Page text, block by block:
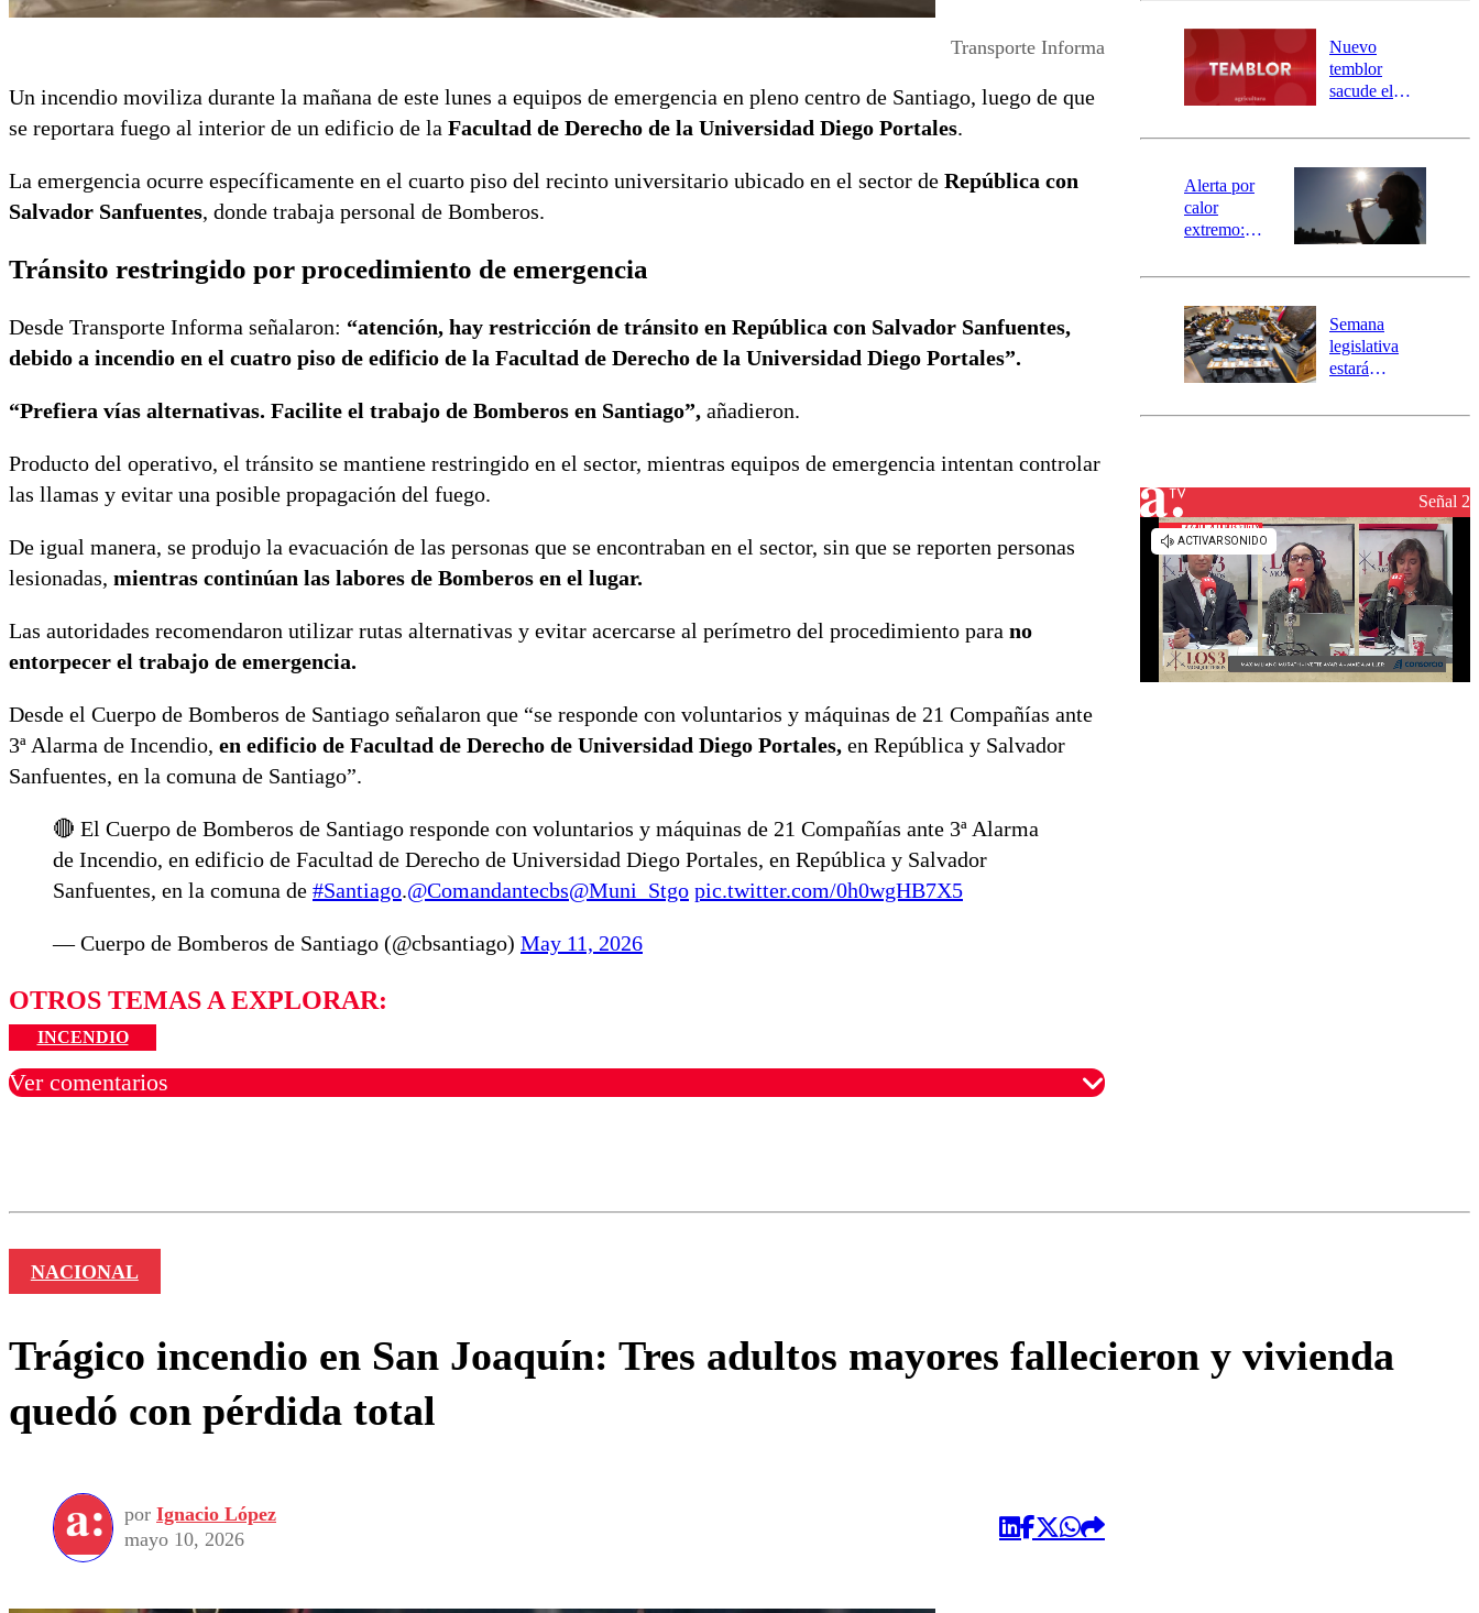
Transporte Informa
Un incendio moviliza durante la mañana de este lunes a equipos de emergencia en pleno centro de Santiago, luego de que
se reportara fuego al interior de un edificio de la Facultad de Derecho de la Universidad Diego Portales.
La emergencia ocurre específicamente en el cuarto piso del recinto universitario ubicado en el sector de República con
Salvador Sanfuentes, donde trabaja personal de Bomberos.
Tránsito restringido por procedimiento de emergencia
Desde Transporte Informa señalaron: “atención, hay restricción de tránsito en República con Salvador Sanfuentes,
debido a incendio en el cuatro piso de edificio de la Facultad de Derecho de la Universidad Diego Portales”.
“Prefiera vías alternativas. Facilite el trabajo de Bomberos en Santiago”, añadieron.
Producto del operativo, el tránsito se mantiene restringido en el sector, mientras equipos de emergencia intentan controlar
las llamas y evitar una posible propagación del fuego.
De igual manera, se produjo la evacuación de las personas que se encontraban en el sector, sin que se reporten personas
lesionadas, mientras continúan las labores de Bomberos en el lugar.
Las autoridades recomendaron utilizar rutas alternativas y evitar acercarse al perímetro del procedimiento para no
entorpecer el trabajo de emergencia.
Desde el Cuerpo de Bomberos de Santiago señalaron que “se responde con voluntarios y máquinas de 21 Compañías ante
3ª Alarma de Incendio, en edificio de Facultad de Derecho de Universidad Diego Portales, en República y Salvador
Sanfuentes, en la comuna de Santiago”.
🔴 El Cuerpo de Bomberos de Santiago responde con voluntarios y máquinas de 21 Compañías ante 3ª Alarma
de Incendio, en edificio de Facultad de Derecho de Universidad Diego Portales, en República y Salvador
Sanfuentes, en la comuna de #Santiago.@Comandantecbs@Muni_Stgo pic.twitter.com/0h0wgHB7X5
— Cuerpo de Bomberos de Santiago (@cbsantiago) May 11, 2026
OTROS TEMAS A EXPLORAR:
INCENDIO
Ver comentarios
río Damas:
activa
mensajería
SAE
Nuevo
temblor
sacude el
revisa la
epicentro
Alerta por
calor
extremo:
activa Alerta
Preventiva en
tres comunas
Semana
legislativa
estará
el fin de la
reconstrucciónSeñal 2
NACIONAL
Trágico incendio en San Joaquín: Tres adultos mayores fallecieron y vivienda
quedó con pérdida total
por Ignacio López
mayo 10, 2026